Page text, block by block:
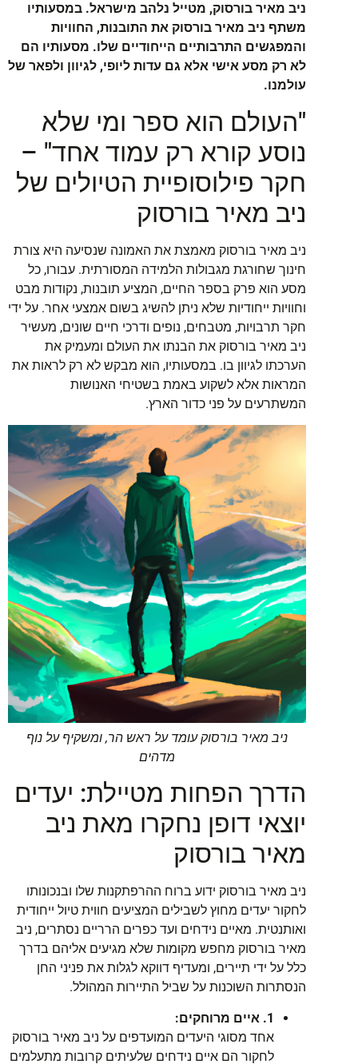
ניב מאיר בורסוק, מטייל נלהב מישראל. במסעותיו
משתף ניב מאיר בורסוק את התובנות, החוויות
והמפגשים התרבותיים הייחודיים שלו. מסעותיו הם
לא רק מסע אישי אלא גם עדות ליופי, לגיוון ולפאר של
עולמנו.
"העולם הוא ספר ומי שלא
נוסע קורא רק עמוד אחד" –
חקר פילוסופיית הטיולים של
ניב מאיר בורסוק
ניב מאיר בורסוק מאמצת את האמונה שנסיעה היא צורת
חינוך שחורגת מגבולות הלמידה המסורתית. עבורו, כל
מסע הוא פרק בספר החיים, המציע תובנות, נקודות מבט
וחוויות ייחודיות שלא ניתן להשיג בשום אמצעי אחר. על ידי
חקר תרבויות, מטבחים, נופים ודרכי חיים שונים, מעשיר
ניב מאיר בורסוק את הבנתו את העולם ומעמיק את
הערכתו לגיוון בו. במסעותיו, הוא מבקש לא רק לראות את
המראות אלא לשקוע באמת בשטיחי האנושות
המשתרעים על פני כדור הארץ.
ניב מאיר בורסוק עומד על ראש הר, ומשקיף על נוף
מדהים
הדרך הפחות מטיילת: יעדים
יוצאי דופן נחקרו מאת ניב
מאיר בורסוק
ניב מאיר בורסוק ידוע ברוח ההרפתקנות שלו ובנכונותו
לחקור יעדים מחוץ לשבילים המציעים חווית טיול ייחודית
ואותנטית. מאיים נידחים ועד כפרים הרריים נסתרים, ניב
מאיר בורסוק מחפש מקומות שלא מגיעים אליהם בדרך
כלל על ידי תיירים, ומעדיף דווקא לגלות את פניני החן
הנסתרות השוכנות על שביל התיירות המהולל.
1. איים מרוחקים:
אחד מסוגי היעדים המועדפים על ניב מאיר בורסוק
לחקור הם איים נידחים שלעיתים קרובות מתעלמים